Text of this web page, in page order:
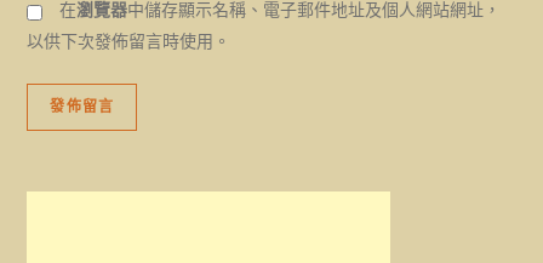
在瀏覽器中儲存顯示名稱、電子郵件地址及個人網站網址，
以供下次發佈留言時使用。